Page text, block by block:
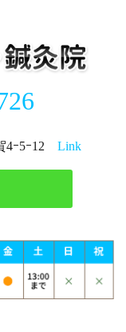
4ｰ5ｰ12 Link